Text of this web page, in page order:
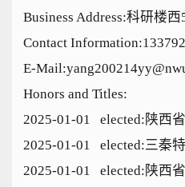
Business Address:科研楼西
Contact
E-Mail:
Honors and Titles:
2025-01-01 elected:陕西
2025-01-01 elected:三秦
2025-01-01 elected:陕西